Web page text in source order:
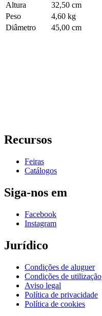
Altura
32,50 cm
Peso
4,60 kg
Diâmetro
45,00 cm
Recursos
Feiras
Catálogos
Siga-nos em
Facebook
Instagram
Jurídico
Condições de aluguer
Condições de utilização
Aviso legal
Política de privacidade
Política de cookies